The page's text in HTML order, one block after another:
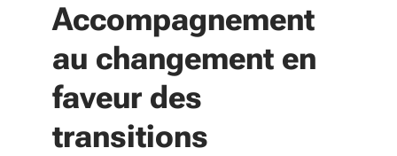
Accompagnement
au changement en
faveur des
transitions